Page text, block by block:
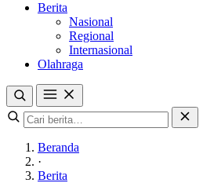
Berita
Nasional
Regional
Internasional
Olahraga
Beranda
·
Berita